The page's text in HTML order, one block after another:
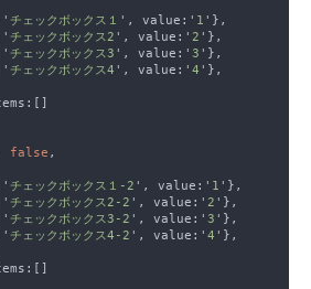
チェックボックス１ ', value:' 1
チェックボックス2 ', value:' 2
チェックボックス3 ', value:' 3
チェックボックス4 ', value:' 4
false
チェックボックス１-2 ', value:' 1
チェックボックス2-2 ', value:' 2
チェックボックス3-2 ', value:' 3
チェックボックス4-2 ', value:' 4